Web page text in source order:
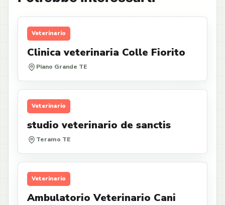
Veterinario
Clinica veterinaria Colle Fiorito
Piano Grande TE
Veterinario
studio veterinario de sanctis
Teramo TE
Veterinario
Ambulatorio Veterinario Cani